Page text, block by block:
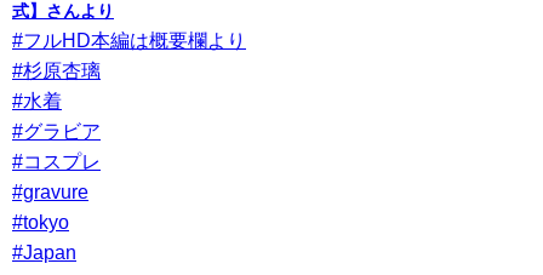
式】さんより
#フルHD本編は概要欄より
#杉原杏璃
#水着
#グラビア
#コスプレ
#gravure
#tokyo
#Japan